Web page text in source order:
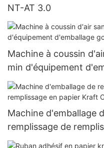
NT-AT 3.0
Machine à coussin
min d'équipement
Machine d'emballage
remplissage de